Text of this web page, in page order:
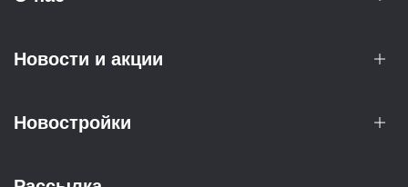
Новости и акции
Новостройки